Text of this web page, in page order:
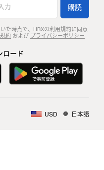
購読
た時点で、HBXの利用規約に同意
約および プライバシーポリシー
ロード
USD 日本語